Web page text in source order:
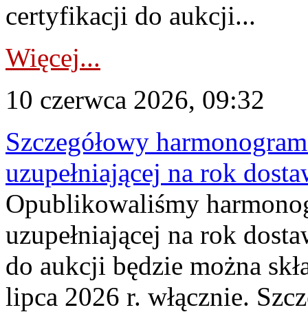
certyfikacji do aukcji...
Więcej...
10 czerwca 2026, 09:32
Szczegółowy
uzupełniającej na rok
Opublikowaliśmy
uzupełniającej na rok
do aukcji będzie można
lipca 2026 r. włącznie.